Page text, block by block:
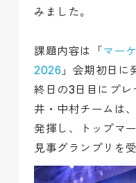
みました。
課題内容は「マー
2026 」会期初日に
終日の3日目にプ
井・中村チームは
発揮し、トップマ
見事グランプリを